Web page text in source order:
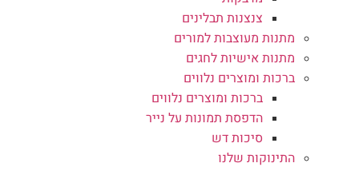
צנצנות תבלינים
מתנות מעוצבות למורים
מתנות אישיות לחגים
ברכות ומוצרים נלווים
ברכות ומוצרים נלווים
הדפסת תמונות על נייר
סיכות דש
התינוקות שלנו